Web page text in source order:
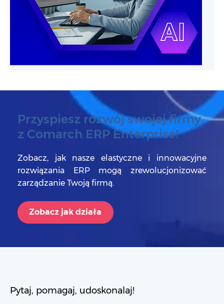
Przyspiesz rozwój swojej firmy
z Comarch ERP Enterprise!
Zobacz, jak nasze elastyczne i innowacyjne
rozwiązania ERP mogą zrewolucjonizować
zarządzanie Twoją firmą.
Zobacz jak działa
Pytaj, pomagaj, udoskonalaj!